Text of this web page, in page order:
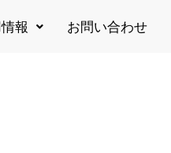
報 お問い合わせ